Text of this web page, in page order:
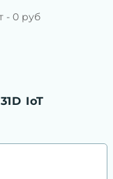
- 0 руб
IoT